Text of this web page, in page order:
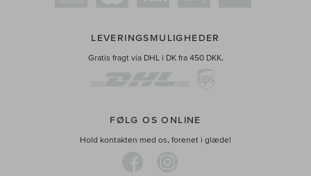
LEVERINGSMULIGHEDER
Gratis fragt via DHL i DK fra 450 DKK.
FØLG OS ONLINE
Hold kontakten med os, forenet i glæde!